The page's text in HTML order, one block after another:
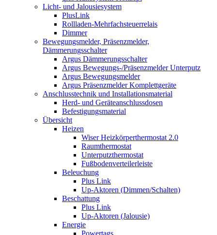
Licht- und Jalousiesystem
PlusLink
Rollladen-Mehrfachsteuerrelais
Dimmer
Bewegungsmelder, Präsenzmelder,
Dämmerungsschalter
Argus Dämmerungsschalter
Argus Bewegungs-/Präsenzmelder Unterputz
Argus Bewegungsmelder
Argus Präsenzmelder Komplettgeräte
Anschlusstechnik und Installationsmaterial
Herd- und Geräteanschlussdosen
Befestigungsmaterial
Übersicht
Heizen
Wiser Heizkörperthermostat 2.0
Raumthermostat
Unterputzthermostat
Fußbodenverteilerleiste
Beleuchung
Plus Link
Up-Aktoren (Dimmen/Schalten)
Beschattung
Plus Link
Up-Aktoren (Jalousie)
Energie
Powertags